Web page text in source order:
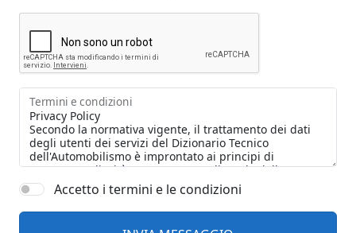
Termini e condizioni
Accetto i termini e le condizioni